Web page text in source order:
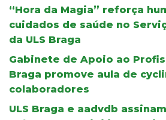
“Hora da Magia” reforça
cuidados de saúde no
da ULS Braga
Gabinete de Apoio ao
Braga promove aula de
colaboradores
ULS Braga e aadvdb